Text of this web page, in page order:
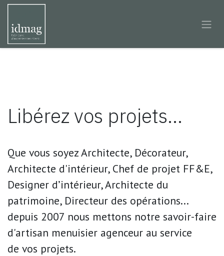
Se rendre au contenu
Libérez vos projets...
Que vous soyez Architecte, Décorateur,
Architecte d'intérieur, Chef de projet FF&E,
Designer d’intérieur, Architecte du
patrimoine, Directeur des opérations...
depuis 2007 nous mettons notre savoir-faire
d'artisan menuisier agenceur au service
de vos projets.